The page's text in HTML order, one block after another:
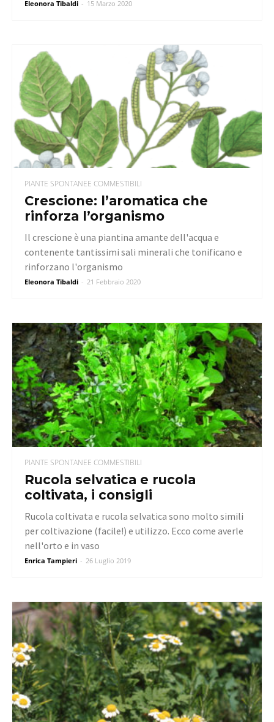
Eleonora Tibaldi - 15 Marzo 2020
PIANTE SPONTANEE COMMESTIBILI
Crescione: l’aromatica che
rinforza l’organismo
Eleonora Tibaldi - 21 Febbraio 2020
Il crescione è una piantina amante dell'acqua e
contenente tantissimi sali minerali che tonificano e
rinforzano l'organismo
PIANTE SPONTANEE COMMESTIBILI
Rucola selvatica e rucola
coltivata, i consigli
Enrica Tampieri - 26 Luglio 2019
Rucola coltivata e rucola selvatica sono molto simili
per coltivazione (facile!) e utilizzo. Ecco come averle
nell'orto e in vaso